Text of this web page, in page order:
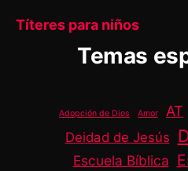
Títeres para niños
Temas
Adopción de Dios Amor AT
Deidad de Jesús
Escuela Bíblica